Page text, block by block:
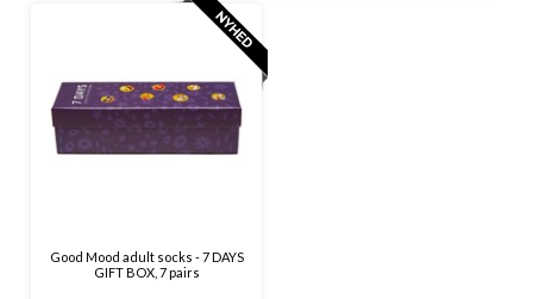
Good Mood adult socks - 7 DAYS
GIFT BOX, 7 pairs